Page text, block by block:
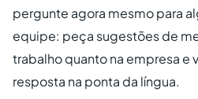
pergunte agora mesmo para
equipe: peça sugestões de
trabalho quanto na empresa e
resposta na ponta da língua.